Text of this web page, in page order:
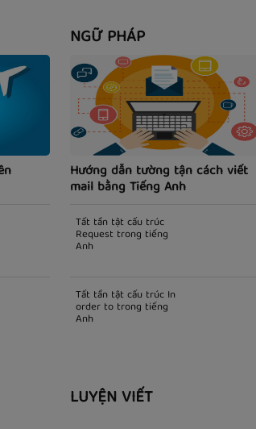
Anh
(Hôm
NGỮ PHÁP
Hướng dẫn tường tận cách viết
mail bằng Tiếng Anh
Tất tần tật cấu trúc
Request trong tiếng
Anh
Tất tần tật cấu trúc In
order to trong tiếng
LUYỆN VIẾT